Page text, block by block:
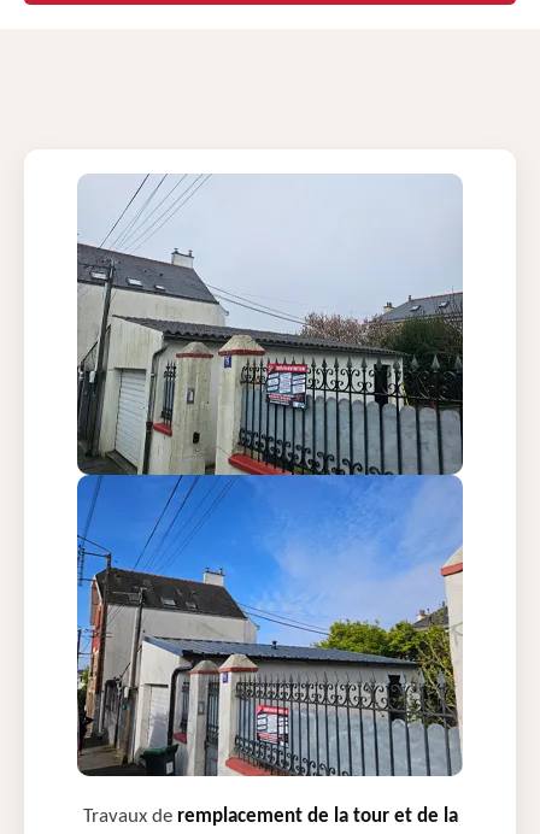
Travaux de remplacement de la tour et de la